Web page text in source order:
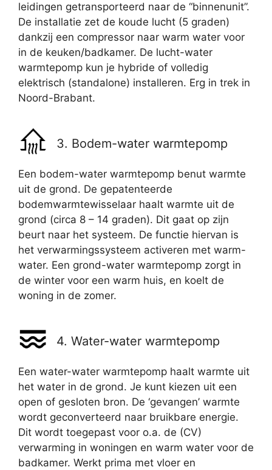
leidingen getransporteerd naar de “binnenunit”.
De installatie zet de koude lucht (5 graden)
dankzij een compressor naar warm water voor
in de keuken/badkamer. De lucht-water
warmtepomp kun je hybride of volledig
elektrisch (standalone) installeren. Erg in trek in
Noord-Brabant.
3. Bodem-water warmtepomp
Een bodem-water warmtepomp benut warmte
uit de grond. De gepatenteerde
bodemwarmtewisselaar haalt warmte uit de
grond (circa 8 – 14 graden). Dit gaat op zijn
beurt naar het systeem. De functie hiervan is
het verwarmingssysteem activeren met warm-
water. Een grond-water warmtepomp zorgt in
de winter voor een warm huis, en koelt de
woning in de zomer.
4. Water-water warmtepomp
Een water-water warmtepomp haalt warmte uit
het water in de grond. Je kunt kiezen uit een
open of gesloten bron. De ‘gevangen’ warmte
wordt geconverteerd naar bruikbare energie.
Dit wordt toegepast voor o.a. de (CV)
verwarming in woningen en warm water voor de
badkamer. Werkt prima met vloer en